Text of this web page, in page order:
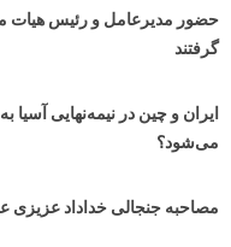
حضور مدیرعامل و رئیس هیات
گرفتند
می‌شود؟
مصاحبه جنجالی خداداد عزیزی